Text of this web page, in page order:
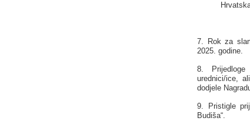
7. Rok za
2025. godine.
8.
urednici/ice,
dodjele
9. Pristigle
Budiša“.